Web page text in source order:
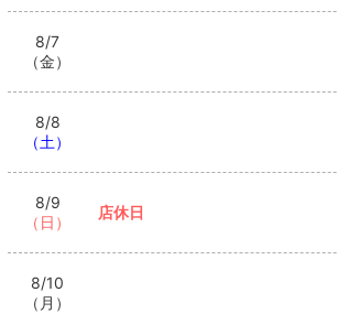
8/7
（金）
8/8
（土）
8/9
（日）
店休日
8/10
（月）